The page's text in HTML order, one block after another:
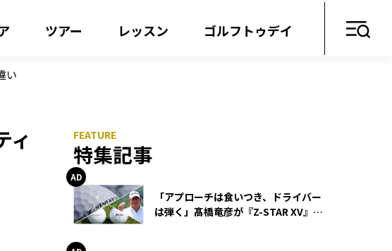
ツアー レッスン ゴルフトゥデイ
い
ィ
特集記事
「アプローチは食いつき、ドライバー
は弾く」髙橋竜彦が『Z-STAR XV』を